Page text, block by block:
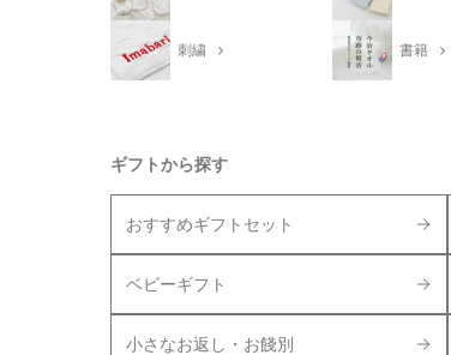
刺繍 書籍
ギフトから探す
おすすめギフトセット
ベビーギフト
小さなお返し・お餞別